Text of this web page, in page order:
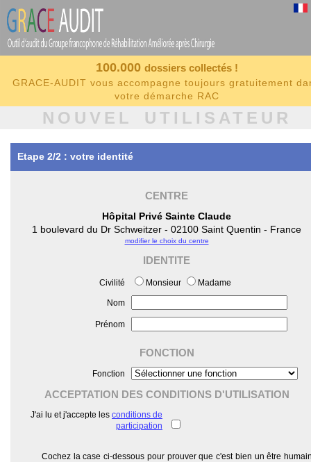
100.000 dossiers collectés !
GRACE-AUDIT vous accompagne toujours gratuitement
votre démarche RAC
NOUVEL UTILISATEUR
Etape 2/2 : votre identité
CENTRE
Hôpital Privé Sainte Claude
1 boulevard du Dr Schweitzer - 02100 Saint Quentin - France
modifier le choix du centre
IDENTITE
Civilité Monsieur Madame
Nom
Prénom
FONCTION
Fonction
ACCEPTATION DES CONDITIONS D'UTILISATION
J'ai lu et j'accepte les conditions de
participation
Cochez la case ci-dessous pour prouver que c'est bien un être